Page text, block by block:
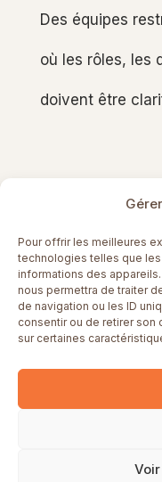
Pour offrir les meilleures
technologies telles que
informations des
nous permettra de traiter
de navigation ou les ID
consentir ou de retirer
sur certaines
Des équipes
où les rôles, les
doivent être
Manuela Zumelaga –